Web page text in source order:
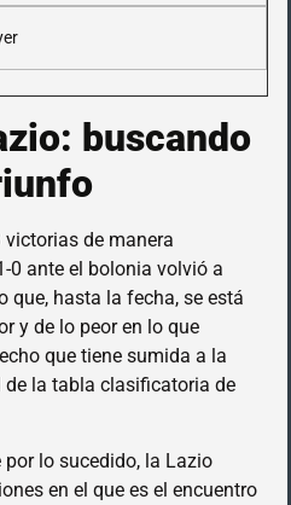
buscando
victorias de manera
0 ante el bolonia volvió a
que, hasta la fecha, se está
y de lo peor en lo que
que tiene sumida a la
la tabla clasificatoria de
lo sucedido, la Lazio
en el que es el encuentro